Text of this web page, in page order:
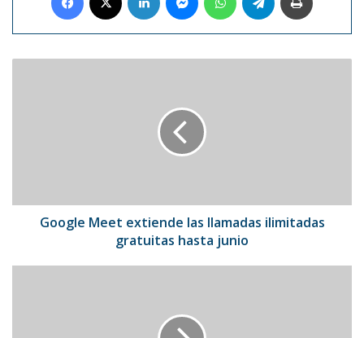
junio
Google Meet extiende las llamadas ilimitadas
gratuitas hasta junio